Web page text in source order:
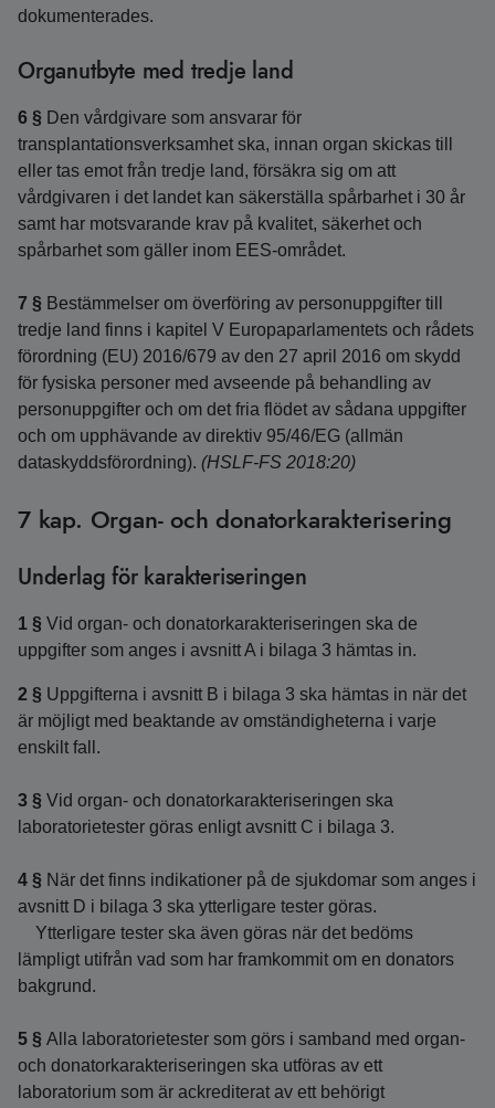
dokumenterades.
Organutbyte med tredje land
6 § Den vårdgivare som ansvarar för
transplantationsverksamhet ska, innan organ skickas till
eller tas emot från tredje land, försäkra sig om att
vårdgivaren i det landet kan säkerställa spårbarhet i 30 år
samt har motsvarande krav på kvalitet, säkerhet och
spårbarhet som gäller inom EES-området.
7 § Bestämmelser om överföring av personuppgifter till
tredje land finns i kapitel V Europaparlamentets och rådets
förordning (EU) 2016/679 av den 27 april 2016 om skydd
för fysiska personer med avseende på behandling av
personuppgifter och om det fria flödet av sådana uppgifter
och om upphävande av direktiv 95/46/EG (allmän
dataskyddsförordning). (HSLF-FS 2018:20)
7 kap. Organ- och donatorkarakterisering
Underlag för karakteriseringen
1 § Vid organ- och donatorkarakteriseringen ska de
uppgifter som anges i avsnitt A i bilaga 3 hämtas in.
2 § Uppgifterna i avsnitt B i bilaga 3 ska hämtas in när det
är möjligt med beaktande av omständigheterna i varje
enskilt fall.
3 § Vid organ- och donatorkarakteriseringen ska
laboratorietester göras enligt avsnitt C i bilaga 3.
4 § När det finns indikationer på de sjukdomar som anges i
avsnitt D i bilaga 3 ska ytterligare tester göras.
Ytterligare tester ska även göras när det bedöms
lämpligt utifrån vad som har framkommit om en donators
bakgrund.
5 § Alla laboratorietester som görs i samband med organ-
och donatorkarakteriseringen ska utföras av ett
laboratorium som är ackrediterat av ett behörigt